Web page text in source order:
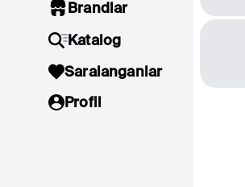
Brandlar
Katalog
Saralanganlar
Profil